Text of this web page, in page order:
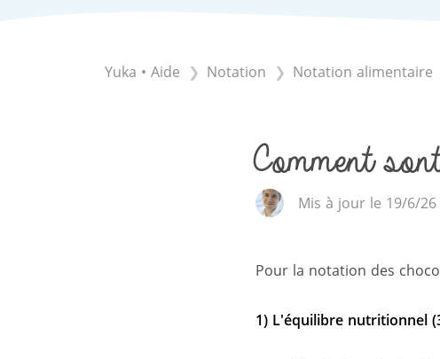
Yuka • Aide ​Notation ​Notation alimentaire
Comment
Mis à jour le 19/6/
Pour la notation des
1) L'équilibre nutritionnel